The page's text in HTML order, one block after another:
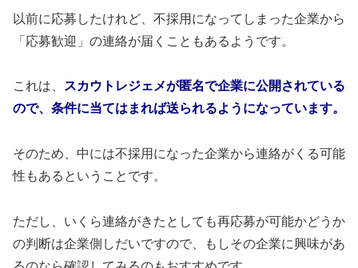
以前に応募したけれど、不採用になってしまった企業から
「応募歓迎」の連絡が届くこともあるようです。
これは、
スカウトレジェメが匿名で企業に公開されている
ので、条件に当てはまれば送られるようになっています。
そのため、中には不採用になった企業から連絡がくる可能
性もあるということです。
ただし、いくら連絡がきたとしても再応募が可能かどうか
の判断は企業側しだいですので、もしその企業に興味があ